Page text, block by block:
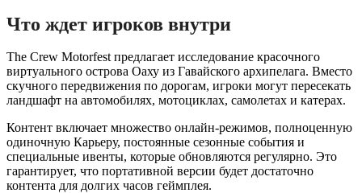
Что ждет игроков внутри
The Crew Motorfest предлагает исследование красочного
виртуального острова Оаху из Гавайского архипелага. Вместо
скучного передвижения по дорогам, игроки могут пересекать
ландшафт на автомобилях, мотоциклах, самолетах и катерах.
Контент включает множество онлайн-режимов, полноценную
одиночную Карьеру, постоянные сезонные события и
специальные ивенты, которые обновляются регулярно. Это
гарантирует, что портативной версии будет достаточно
контента для долгих часов геймплея.